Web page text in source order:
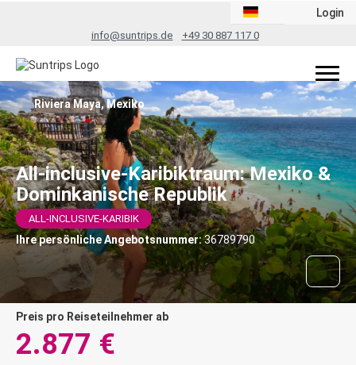
info@suntrips.de +49 30 887 117 0
Login
All-inclusive-Karibiktraum: Mexiko &
Dominkanische Republik
ALL-INCLUSIVE-KARIBIK
Ihre persönliche Angebotsnummer:36789790
Riviera Maya, Mexiko
Preis pro Reiseteilnehmer ab
2.877 €